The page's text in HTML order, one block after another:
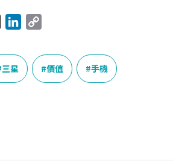
r
e
a
n
k
e
p
y
L
三星 價值 手機